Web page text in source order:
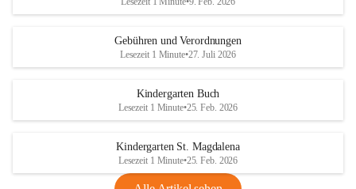
Gebühren und Verordnungen
Lesezeit 1 Minute•27. Juli 2026
Kindergarten Buch
Lesezeit 1 Minute•25. Feb. 2026
Kindergarten St. Magdalena
Lesezeit 1 Minute•25. Feb. 2026